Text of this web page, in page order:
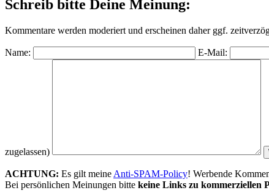
Schreib bitte Deine Meinung:
Kommentare werden moderiert und erscheinen daher ggf.
Name: E-Mail:
zugelassen)
ACHTUNG: Es gilt meine Anti-SPAM-Policy! Werbende
Bei persönlichen Meinungen bitte keine Links zu kommerziellen